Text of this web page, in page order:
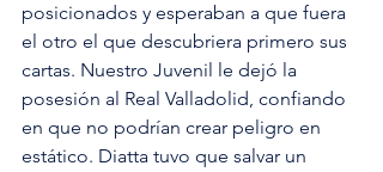
posicionados y esperaban a que fuera
el otro el que descubriera primero sus
cartas. Nuestro Juvenil le dejó la
posesión al Real Valladolid, confiando
en que no podrían crear peligro en
estático. Diatta tuvo que salvar un